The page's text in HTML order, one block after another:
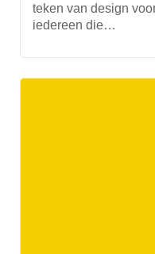
teken van design
iedereen die…